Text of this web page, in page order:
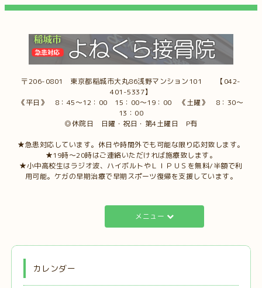
〒206-0801 東京都稲城市大丸86浅野マンション101 【042-
401-5337】
《平日》 8：45～12：00 15：00～19：00 《土曜》 8：30～
13：00
◎休院日 日曜・祝日・第4土曜日 P有
★急患対応しています。休日や時間外でも可能な限り応対致します。
★19時～20時はご連絡いただければ施療致します。
★小中高校生はラジオ波、ハイボルトやＬＩＰＵＳを無料/半額で利
用可能。ケガの早期治療で早期スポーツ復帰を支援しています。
メニュー
カレンダー